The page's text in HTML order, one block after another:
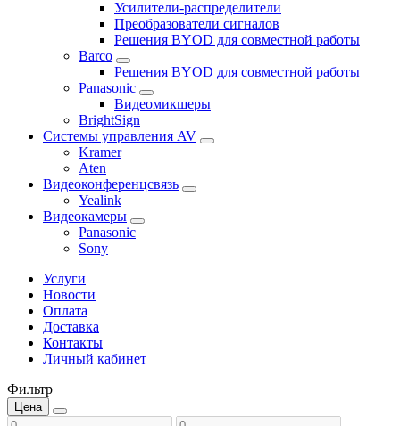
Усилители-распределители
Преобразователи сигналов
Решения BYOD для совместной работы
Barco
Решения BYOD для совместной работы
Panasonic
Видеомикшеры
BrightSign
Системы управления AV
Kramer
Aten
Видеоконференцсвязь
Yealink
Видеокамеры
Panasonic
Sony
Услуги
Новости
Оплата
Доставка
Контакты
Личный кабинет
Фильтр
Цена